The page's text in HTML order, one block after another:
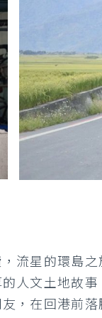
流星的環島
人文土地故
，在回港前